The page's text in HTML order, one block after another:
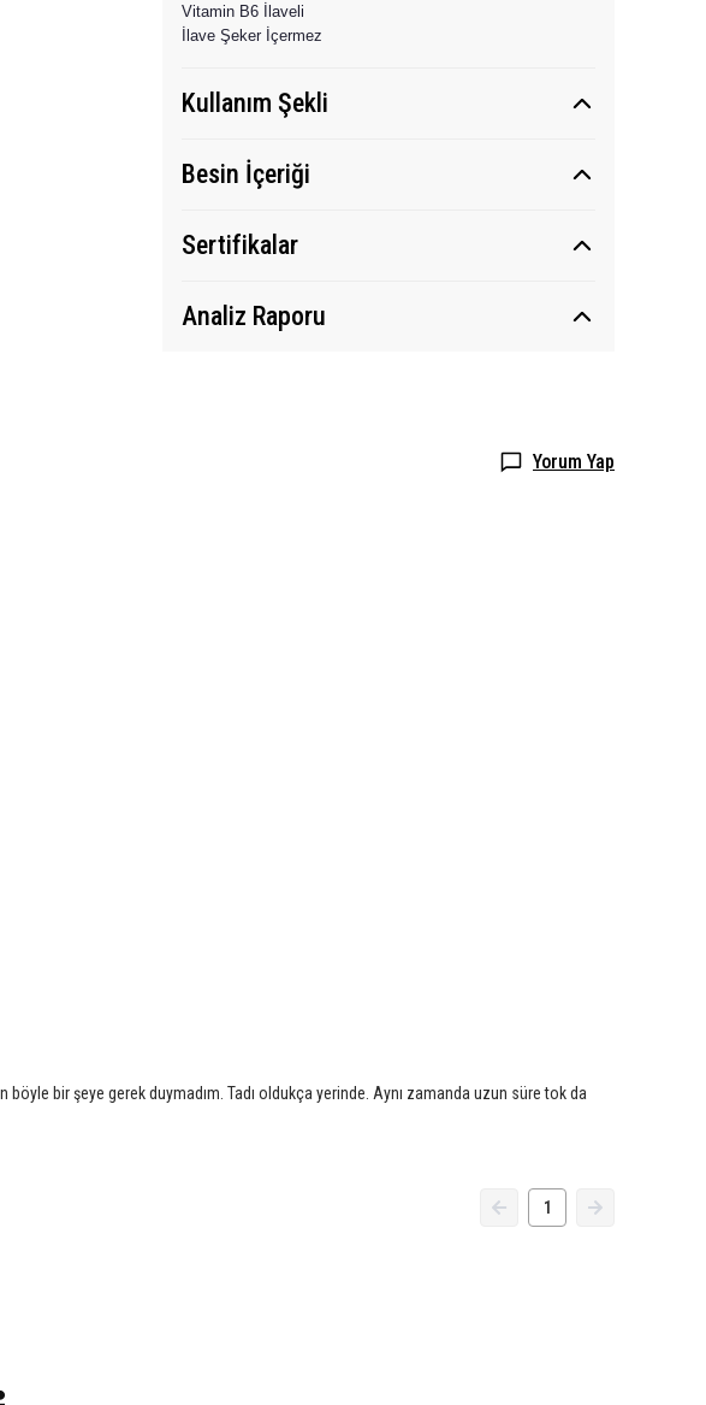
Vitamin B6 İlaveli
İlave Şeker İçermez
Kullanım Şekli
Besin İçeriği
Sertifikalar
Analiz Raporu
Yorum Yap
bir şeye gerek duymadım. Tadı oldukça yerinde. Aynı zamanda uzun süre tok da
1